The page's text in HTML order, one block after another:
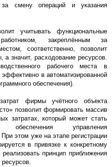
смену операций и указания
учитывать функциональные
закреплённым за
соответственно, позволит
а значит, расходование ресурсов.
рабочего места в
в автоматизированной
обеспечения).
фирмы учётного объекта
позволит формировать массив
затратах, который может стать
обеспечения управления
этом уже на этапе регистрации
в привязке к конкретному
принцип приближения